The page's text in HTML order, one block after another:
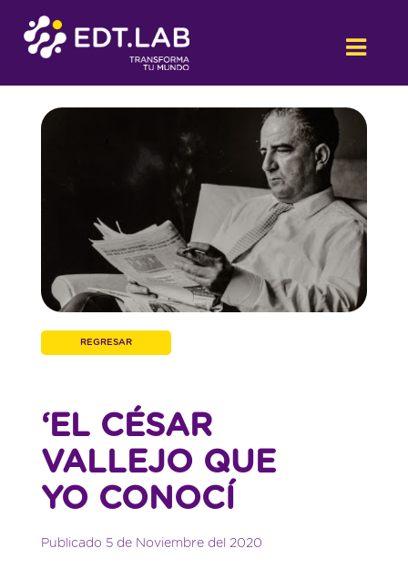
REGRESAR
‘EL CÉSAR
VALLEJO QUE
YO CONOCÍ
Publicado 5 de Noviembre del 2020